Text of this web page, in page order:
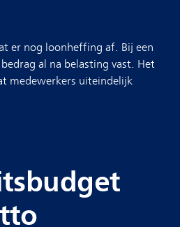
er nog loonheffing af. Bij een
al na belasting vast. Het
medewerkers uiteindelijk